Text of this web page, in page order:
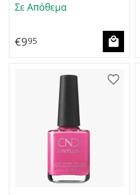
Σε Απόθεμα
€995